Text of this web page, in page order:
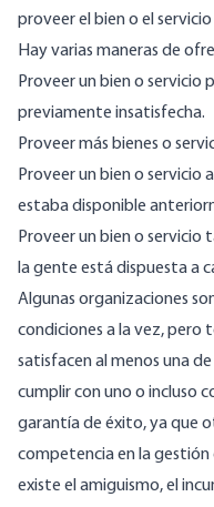
proveer el bien o el
Hay varias maneras de
Proveer un bien o servicio
previamente insatisfecha.
Proveer más bienes o
Proveer un bien o servicio
estaba disponible
Proveer un bien o
la gente está dispuesta a
Algunas organizaciones
condiciones a la vez, pero
satisfacen al menos una
cumplir con uno o incluso
garantía de éxito, ya que
competencia en la gestión
existe el amiguismo, el